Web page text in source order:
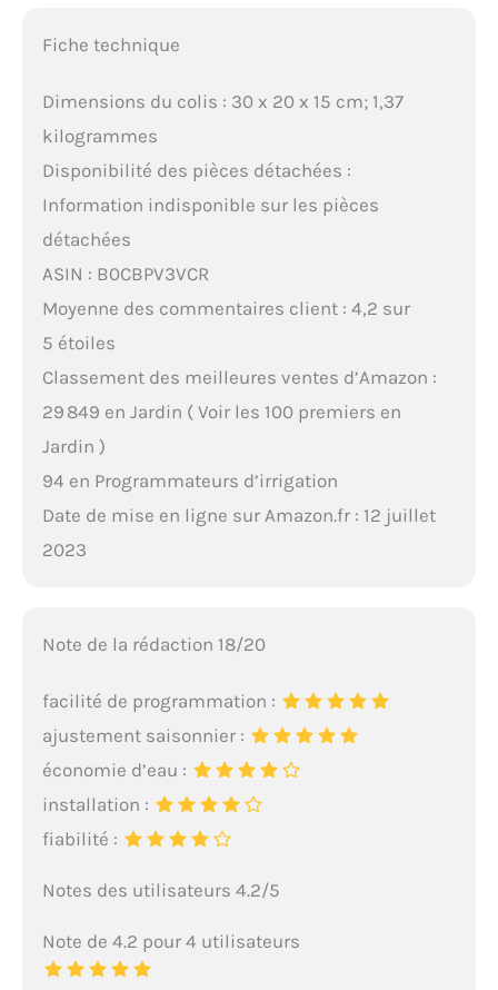
Fiche technique
Dimensions du colis : 30 x 20 x 15 cm; 1,37
kilogrammes
Disponibilité des pièces détachées :
Information indisponible sur les pièces
détachées
ASIN : B0CBPV3VCR
Moyenne des commentaires client : 4,2 sur
5 étoiles
Classement des meilleures ventes d’Amazon :
29 849 en Jardin ( Voir les 100 premiers en
Jardin )
94 en Programmateurs d’irrigation
Date de mise en ligne sur Amazon.fr : 12 juillet
2023
Note de la rédaction 18/20
facilité de programmation :
ajustement saisonnier :
économie d’eau :
installation :
fiabilité :
Notes des utilisateurs 4.2/5
Note de 4.2 pour 4 utilisateurs